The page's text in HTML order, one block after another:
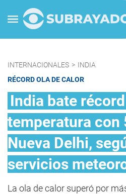
INTERNACIONALES > INDIA
RÉCORD OLA DE CALOR
India bate
temperatura con
Nueva Delhi,
servicios
La ola de calor superó por